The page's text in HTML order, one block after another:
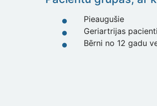
Pieaugušie
Geriartrijas
Bērni no 12 gadu